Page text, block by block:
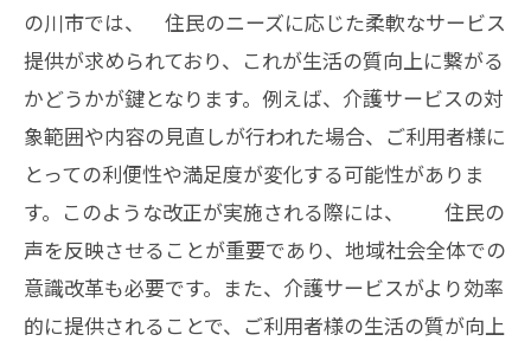
の川市では、 住民のニーズに応じた柔軟なサービス
提供が求められており、これが生活の質向上に繋がる
かどうかが鍵となります。例えば、介護サービスの対
象範囲や内容の見直しが行われた場合、ご利用者様に
とっての利便性や満足度が変化する可能性がありま
す。このような改正が実施される際には、 住民の
声を反映させることが重要であり、地域社会全体での
意識改革も必要です。また、介護サービスがより効率
的に提供されることで、ご利用者様の生活の質が向上